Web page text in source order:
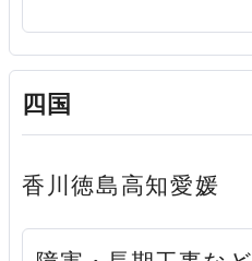
四国
香川徳島 高知愛媛